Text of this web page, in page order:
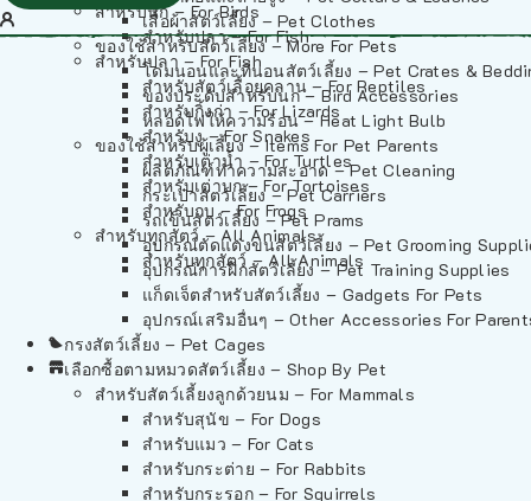
เสื้อผ้าสัตว์เลี้ยง – Pet Clothes
ของใช้สำหรับสัตว์เลี้ยง – More For Pets
โดมนอนและที่นอนสัตว์เลี้ยง – Pet Crates &
ของประดับสำหรับนก – Bird Accessories
หลอดไฟให้ความร้อน – Heat Light Bulb
ของใช้สำหรับผู้เลี้ยง – Items For Pet Parents
ผลิตภัณฑ์ทำความสะอาด – Pet Cleaning
กระเป๋าสัตว์เลี้ยง – Pet Carriers
รถเข็นสัตว์เลี้ยง – Pet Prams
อุปกรณ์ตัดแต่งขนสัตว์เลี้ยง – Pet Grooming
อุปกรณ์การฝึกสัตว์เลี้ยง – Pet Training Supplies
แก็ดเจ็ตสำหรับสัตว์เลี้ยง – Gadgets For Pets
อุปกรณ์เสริมอื่นๆ – Other Accessories For
กรงสัตว์เลี้ยง – Pet Cages
เลือกซื้อตามหมวดสัตว์เลี้ยง – Shop By Pet
สำหรับสัตว์เลี้ยงลูกด้วยนม – For Mammals
สำหรับสุนัข – For Dogs
สำหรับแมว – For Cats
สำหรับกระต่าย – For Rabbits
สำหรับกระรอก – For Squirrels
สำหรับนก – For Birds
สำหรับปลา – For Fish
สำหรับปลา – For Fish
สำหรับสัตว์เลื้อยคลาน – For Reptiles
สำหรับกิ้งก่า – For Lizards
สำหรับงู – For Snakes
สำหรับเต่าน้ำ – For Turtles
สำหรับเต่าบก – For Tortoises
สำหรับกบ – For Frogs
สำหรับทุกสัตว์ – All Animals
สำหรับทุกสัตว์ – All Animals